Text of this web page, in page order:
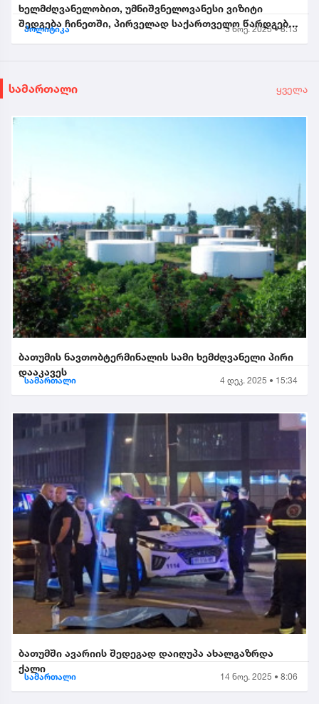
ხელმძღვანელობით, უმნიშვნელოვანესი ვიზიტი
შედგება ჩინეთში, პირველად საქართველო წარდგება
საპატიო სტუმრის სტატუსით...
პოლიტიკა 3 ნოე. 2025 • 8:13
სამართალი ყველა
ბათუმის ნავთობტერმინალის სამი ხემძღვანელი პირი
დააკავეს
სამართალი 4 დეკ. 2025 • 15:34
ბათუმში ავარიის შედეგად დაიღუპა ახალგაზრდა
ქალი
სამართალი 14 ნოე. 2025 • 8:06